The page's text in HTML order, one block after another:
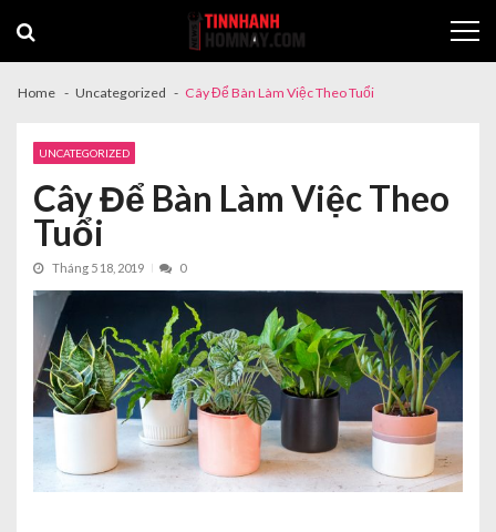
navigation
content
Home Uncategorized Cây Để Bàn Làm Việc Theo Tuổi
UNCATEGORIZED
Cây Để Bàn Làm Việc Theo
Tuổi
Tháng 5 18, 2019 0